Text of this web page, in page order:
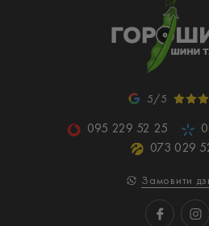
5/5
095 229 52 25
073 029
Замовити